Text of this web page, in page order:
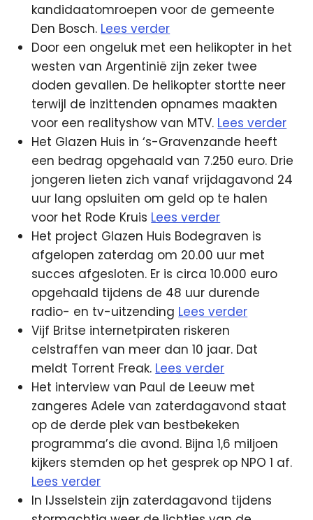
kandidaatomroepen voor de gemeente
Den Bosch. Lees verder
Door een ongeluk met een helikopter in het
westen van Argentinië zijn zeker twee
doden gevallen. De helikopter stortte neer
terwijl de inzittenden opnames maakten
voor een realityshow van MTV. Lees verder
Het Glazen Huis in ‘s-Gravenzande heeft
een bedrag opgehaald van 7.250 euro. Drie
jongeren lieten zich vanaf vrijdagavond 24
uur lang opsluiten om geld op te halen
voor het Rode Kruis Lees verder
Het project Glazen Huis Bodegraven is
afgelopen zaterdag om 20.00 uur met
succes afgesloten. Er is circa 10.000 euro
opgehaald tijdens de 48 uur durende
radio- en tv-uitzending Lees verder
Vijf Britse internetpiraten riskeren
celstraffen van meer dan 10 jaar. Dat
meldt Torrent Freak. Lees verder
Het interview van Paul de Leeuw met
zangeres Adele van zaterdagavond staat
op de derde plek van bestbekeken
programma’s die avond. Bijna 1,6 miljoen
kijkers stemden op het gesprek op NPO 1 af.
Lees verder
In IJsselstein zijn zaterdagavond tijdens